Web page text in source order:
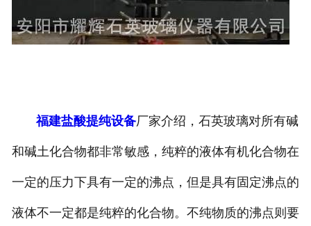
福建盐酸提纯设备厂家介绍，石英玻璃对所有碱
和碱土化合物都非常敏感，纯粹的液体有机化合物在
一定的压力下具有一定的沸点，但是具有固定沸点的
液体不一定都是纯粹的化合物。不纯物质的沸点则要